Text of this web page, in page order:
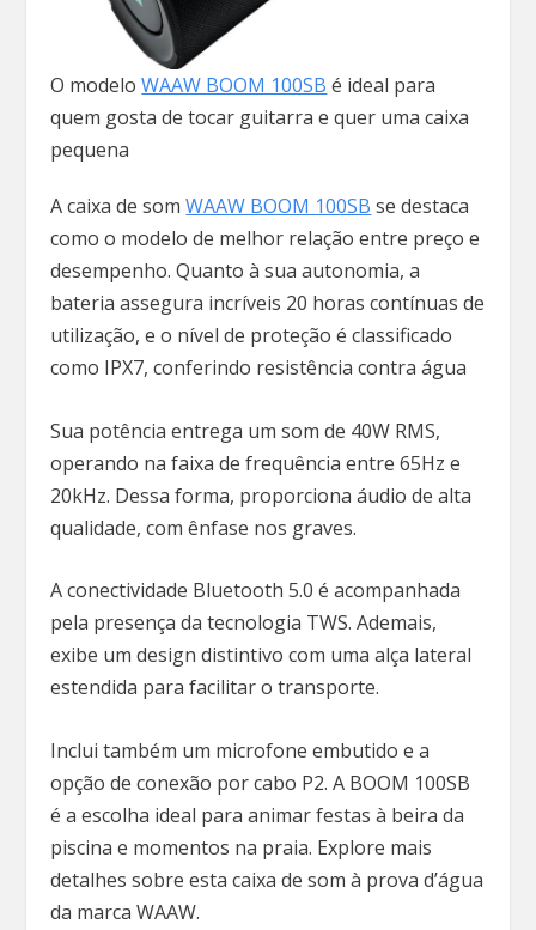
O modeloWAAW BOOM 100SB é ideal para
quem gosta de tocar guitarra e quer uma caixa
pequena
A caixa de somWAAW BOOM 100SB se destaca
como o modelo de melhor relação entre preço e
desempenho. Quanto à sua autonomia, a
bateria assegura incríveis 20 horas contínuas de
utilização, e o nível de proteção é classificado
como IPX7, conferindo resistência contra água
Sua potência entrega um som de 40W RMS,
operando na faixa de frequência entre 65Hz e
20kHz. Dessa forma, proporciona áudio de alta
qualidade, com ênfase nos graves.
A conectividade Bluetooth 5.0 é acompanhada
pela presença da tecnologia TWS. Ademais,
exibe um design distintivo com uma alça lateral
estendida para facilitar o transporte.
Inclui também um microfone embutido e a
opção de conexão por cabo P2. A BOOM 100SB
é a escolha ideal para animar festas à beira da
piscina e momentos na praia. Explore mais
detalhes sobre esta caixa de som à prova d’água
da marca WAAW.